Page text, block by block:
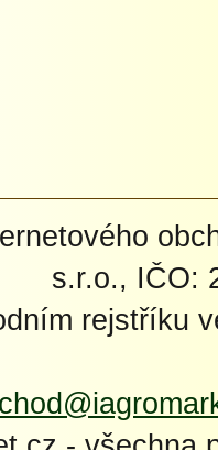
s.r.o., IČO:
rejstříku